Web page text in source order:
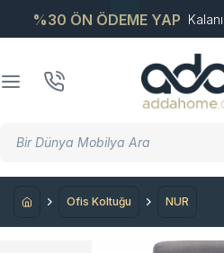
%30 ÖN ÖDEME YAP
Ofis Koltuğu NUR